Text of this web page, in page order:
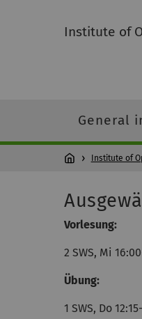
Institute of
General
Institute of
Vorlesung:
2 SWS, Mi
Übung:
1 SWS, Do